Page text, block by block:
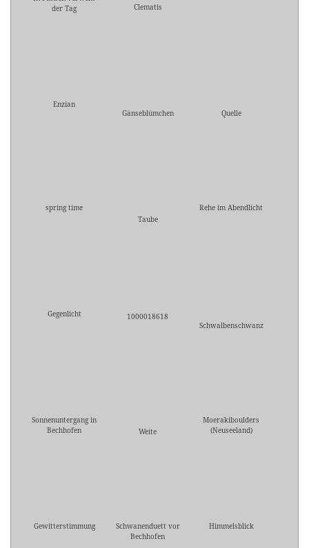
der Tag
Clematis
Enzian
Gänseblümchen
Quelle
spring time
Taube
Rehe im Abendlicht
Gegenlicht
1000018618
Schwalbenschwanz
Sonnenuntergang in
Bechhofen
Weite
Moerakiboulders
(Neuseeland)
Gewitterstimmung
Schwanenduett vor
Bechhofen
Himmelsblick